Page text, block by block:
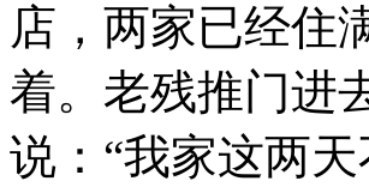
店，两家已经住
着。老残推门进
说：“我家这两